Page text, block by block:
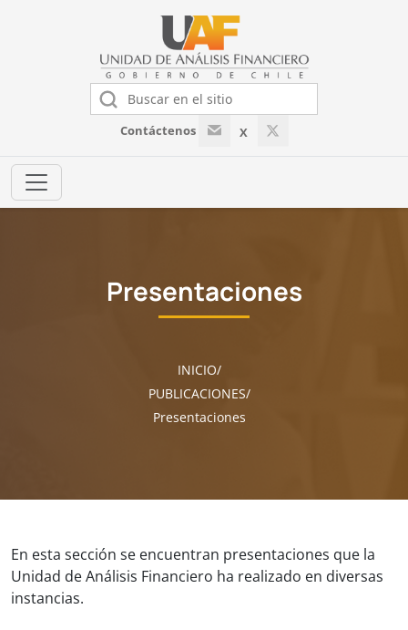
Contáctenos X
Presentaciones
INICIO
PUBLICACIONES
Presentaciones
En esta sección se encuentran presentaciones que la
Unidad de Análisis Financiero ha realizado en diversas
instancias.